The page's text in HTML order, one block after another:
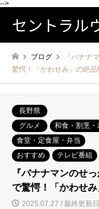
-->
セントラル
ブログ
『バナナ
驚愕！「かわせみ」の絶品
長野県
グルメ
和食・割烹
食堂・定食屋・弁当
おすすめ
テレビ番組
『バナナマンのせ
で驚愕！「かわせ
2025.07.27 / 最終更新